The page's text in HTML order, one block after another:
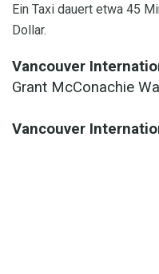
Ein Taxi dauert etwa 45
Dollar.
Vancouver
Grant McConachie
Vancouver